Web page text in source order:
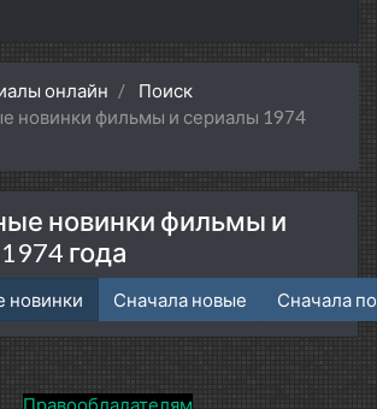
онлайн
Поиск
новинки фильмы и сериалы 1974
новинки фильмы и
года
новинки Сначала новые Сначала
Правообладателям